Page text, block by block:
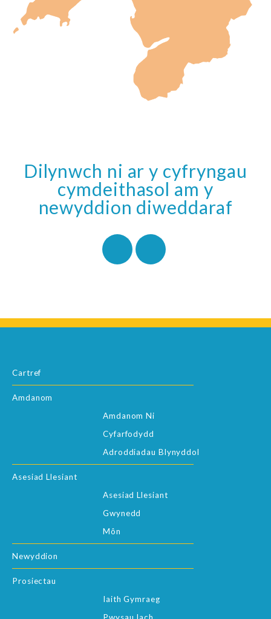
Dilynwch ni ar y cyfryngau
cymdeithasol am y
newyddion diweddaraf
Cartref
Amdanom
Amdanom Ni
Cyfarfodydd
Adroddiadau Blynyddol
Asesiad Llesiant
Asesiad Llesiant
Gwynedd
Môn
Newyddion
Prosiectau
Iaith Gymraeg